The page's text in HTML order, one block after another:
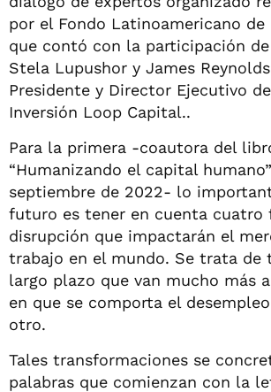
por el Fondo Latinoamericano de
que contó con la participación
Stela Lupushor y James
Presidente y Director Ejecutivo
Inversión Loop Capital..
Para la primera -coautora del
“Humanizando el capital
septiembre de 2022- lo
futuro es tener en cuenta cuatro
disrupción que impactarán el
trabajo en el mundo. Se trata de
largo plazo que van mucho más
en que se comporta el
otro.
Tales transformaciones se
palabras que comienzan con la